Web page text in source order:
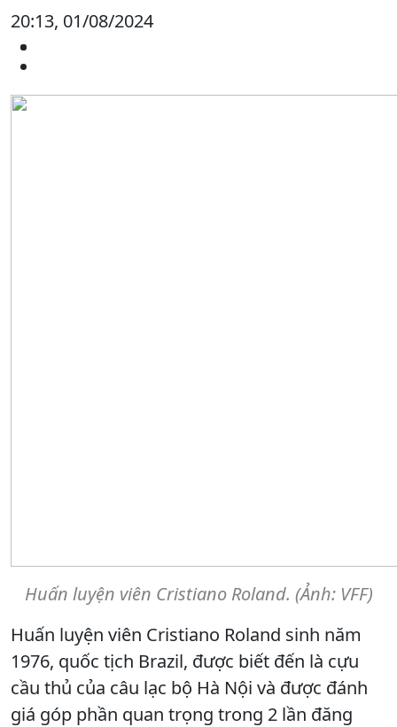
20:13, 01/08/2024
Huấn luyện viên Cristiano Roland. (Ảnh: VFF)
Huấn luyện viên Cristiano Roland sinh năm
1976, quốc tịch Brazil, được biết đến là cựu
cầu thủ của câu lạc bộ Hà Nội và được đánh
giá góp phần quan trọng trong 2 lần đăng